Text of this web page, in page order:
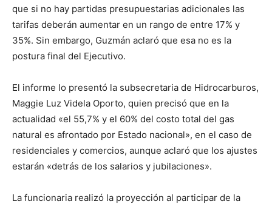
que si no hay partidas presupuestarias adicionales las
tarifas deberán aumentar en un rango de entre 17% y
35%. Sin embargo, Guzmán aclaró que esa no es la
postura final del Ejecutivo.
El informe lo presentó la subsecretaria de Hidrocarburos,
Maggie Luz Videla Oporto, quien precisó que en la
actualidad «el 55,7% y el 60% del costo total del gas
natural es afrontado por Estado nacional», en el caso de
residenciales y comercios, aunque aclaró que los ajustes
estarán «detrás de los salarios y jubilaciones».
La funcionaria realizó la proyección al participar de la